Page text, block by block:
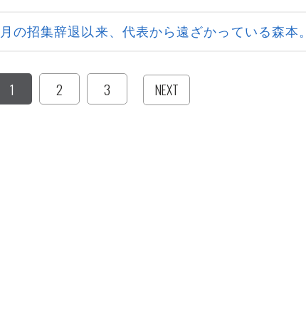
の招集辞退以来、代表から遠ざかっている森本。
1 2 3 NEXT